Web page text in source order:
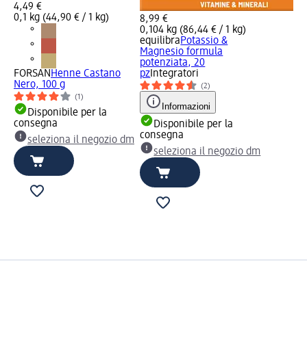
4,49 €
0,1 kg (44,90 € / 1 kg)
FORSAN Henne Castano
Nero, 100 g
(1)
Disponibile per la
consegna
seleziona il negozio dm
8,99 €
0,104 kg (86,44 € / 1 kg)
equilibraPotassio &
Magnesio formula
potenziata, 20
pz Integratori
(2)
Informazioni
Disponibile per la
consegna
seleziona il negozio dm